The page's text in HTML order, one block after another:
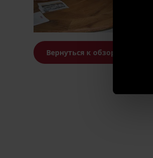
Вернуться к обзору новостей